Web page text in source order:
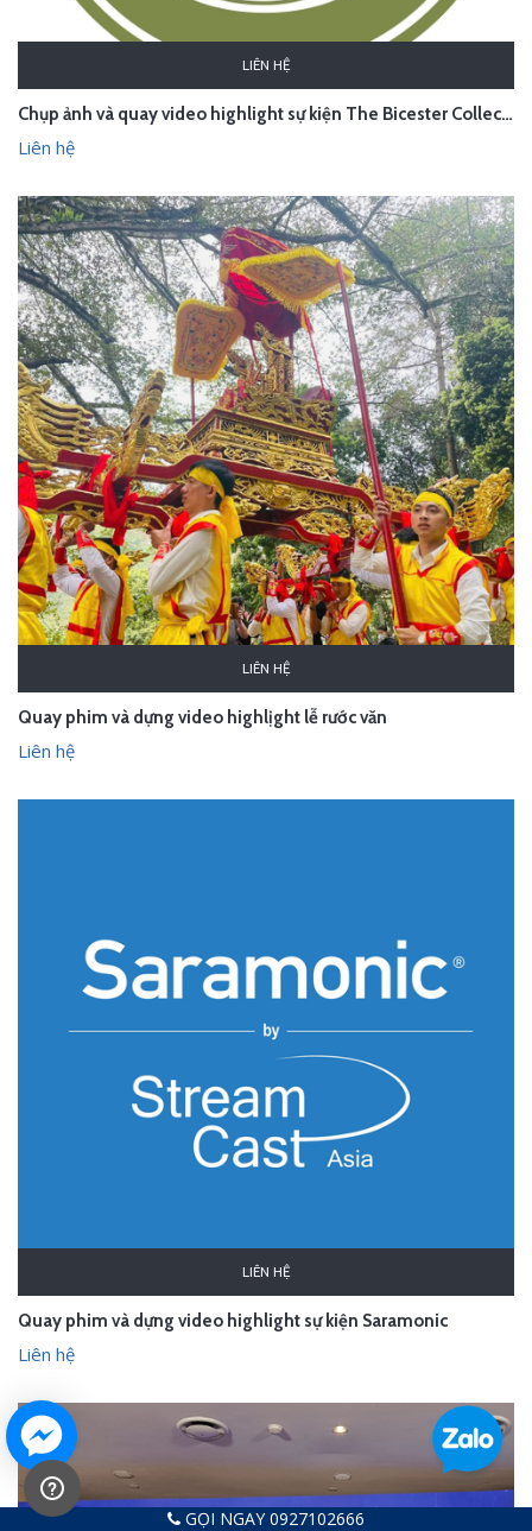
LIÊN HỆ
Chụp ảnh và quay video highlight sự kiện The Bicester Collection
Liên hệ
LIÊN HỆ
Quay phim và dựng video highlịght lễ rước văn
Liên hệ
LIÊN HỆ
Quay phim và dựng video highlight sự kiện Saramonic
Liên hệ
GỌI NGAY 0927102666